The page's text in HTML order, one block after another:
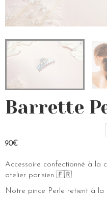
Barrette
90€
Accessoire confectionné à la
atelier parisien 🇫🇷
Notre pince Perle retient à la